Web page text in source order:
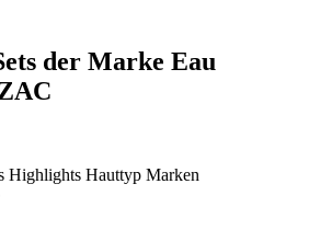
der Marke Eau
Highlights Hauttyp Marken